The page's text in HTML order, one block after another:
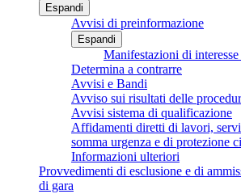
Espandi
Avvisi di preinformazione
Espandi
Manifestazioni di interesse
Determina a contrarre
Avvisi e Bandi
Avviso sui risultati delle
Avvisi sistema di qualificazione
Affidamenti diretti di lavori,
somma urgenza e di protezione
Informazioni ulteriori
Provvedimenti di esclusione e di
di gara